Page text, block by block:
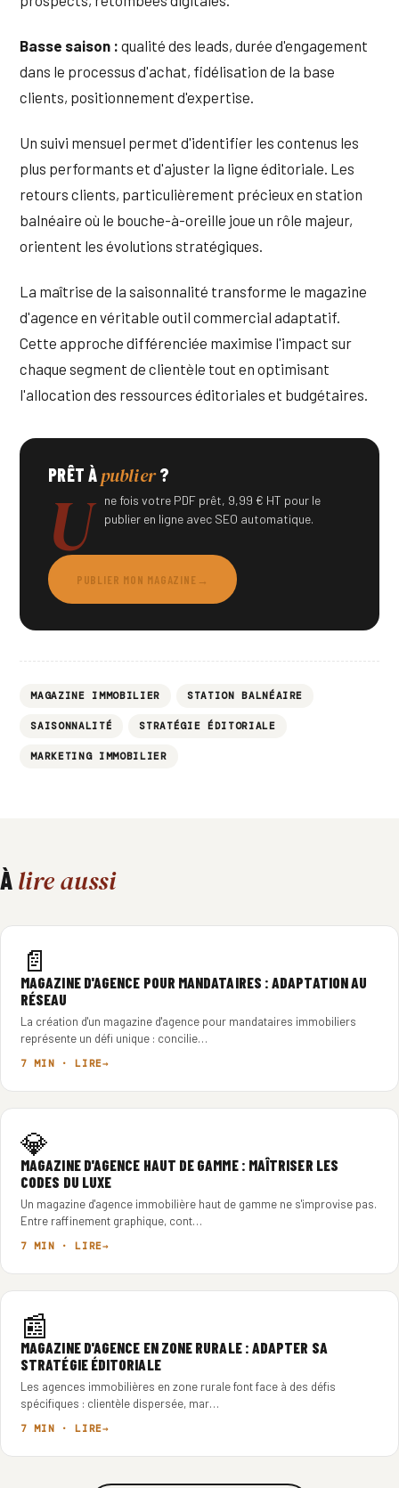
Basse saison : qualité des leads, durée d'engagement
dans le processus d'achat, fidélisation de la base
clients, positionnement d'expertise.
Un suivi mensuel permet d'identifier les contenus les
plus performants et d'ajuster la ligne éditoriale. Les
retours clients, particulièrement précieux en station
balnéaire où le bouche-à-oreille joue un rôle majeur,
orientent les évolutions stratégiques.
La maîtrise de la saisonnalité transforme le magazine
d'agence en véritable outil commercial adaptatif.
Cette approche différenciée maximise l'impact sur
chaque segment de clientèle tout en optimisant
l'allocation des ressources éditoriales et budgétaires.
PRÊT Àpublier?
U
ne fois votre PDF prêt, 9,99 € HT pour le
publier en ligne avec SEO automatique.
PUBLIER MON MAGAZINE →
MAGAZINE IMMOBILIER STATION BALNÉAIRE
SAISONNALITÉ STRATÉGIE ÉDITORIALE
MARKETING IMMOBILIER
À lire aussi
📄
MAGAZINE D'AGENCE POUR MANDATAIRES : ADAPTATION AU
RÉSEAU
La création d'un magazine d'agence pour mandataires immobiliers
représente un défi unique : concilie…
7 MIN · LIRE
💎
MAGAZINE D'AGENCE HAUT DE GAMME : MAÎTRISER LES
CODES DU LUXE
Un magazine d'agence immobilière haut de gamme ne s'improvise pas.
Entre raffinement graphique, cont…
7 MIN · LIRE
📰
MAGAZINE D'AGENCE EN ZONE RURALE : ADAPTER SA
STRATÉGIE ÉDITORIALE
Les agences immobilières en zone rurale font face à des défis
spécifiques : clientèle dispersée, mar…
7 MIN · LIRE